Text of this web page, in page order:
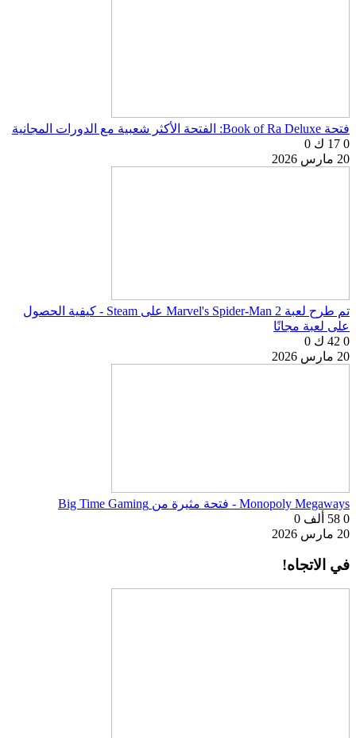
فتحة Book of Ra Deluxe: الفتحة الأكثر شعبية مع الدورات المجانية
0 17 ك
0
20 مارس 2026
تم طرح لعبة Marvel's Spider-Man 2 على Steam - كيفية الحصول
على لعبة مجانًا
0 42 ك
0
20 مارس 2026
Monopoly Megaways - فتحة مثيرة من Big Time Gaming
0 58 ألف
0
20 مارس 2026
في الاتجاه!